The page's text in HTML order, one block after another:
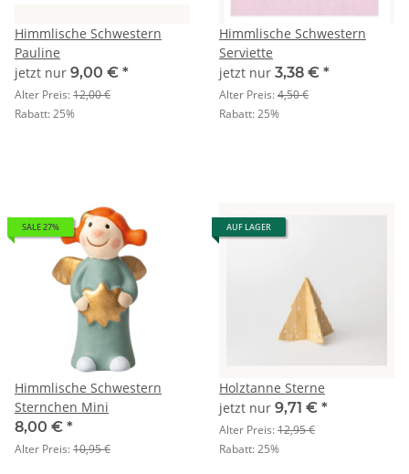
Himmlische Schwestern
Pauline
jetzt nur 9,00 € *
Alter Preis:12,00 €
Rabatt:25%
Himmlische Schwestern
Serviette
jetzt nur 3,38 € *
Alter Preis:4,50 €
Rabatt:25%
SALE 27%
Himmlische Schwestern
Sternchen Mini
8,00 € *
Alter Preis:10,95 €
AUF LAGER
Holztanne Sterne
jetzt nur 9,71 € *
Alter Preis:12,95 €
Rabatt:25%